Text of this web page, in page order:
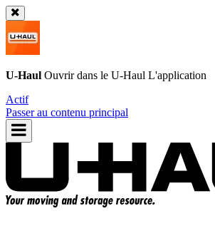
U-Haul Ouvrir dans le U-Haul L'application
Actif
Passer au contenu principal